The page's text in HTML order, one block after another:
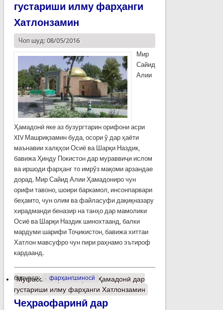
густариши илму фарҳанги
Хатлонзамин
Чоп шуд: 08/05/2016
Мир
Сайид
Алии
Ҳамадонӣ яке аз бузургтарин орифони асри
XIV Машриқзамин буда, осори ў дар ҳаёти
маънавии халқҳои Осиё ва Шарқи Наздик,
бавижа Ҳинду Покистон дар мураввиҷи ислом
ва иршоди фарҳанг то имрўз мақоми арзандае
дорад. Мир Сайид Алии Ҳамадониро чун
орифи тавоно, шоири баркамол, инсонпарвари
беҳамто, чун олим ва файласуфи дақиқназару
хирадманди беназир на танҳо дар мамолики
Осиё ва Шарқи Наздик шинохтаанд, балки
мардуми шарифи Тоҷикистон, бавижа хиттаи
Хатлон мавсуфро чун пири раҳнамо эътироф
кардаанд.
барчасп: фарҳангшиносӣ
Муфассалтаро Мақоми Ҳамадонӣ дар
густариши илму фарҳанги Хатлонзамин
Чеҳраофаринӣ дар